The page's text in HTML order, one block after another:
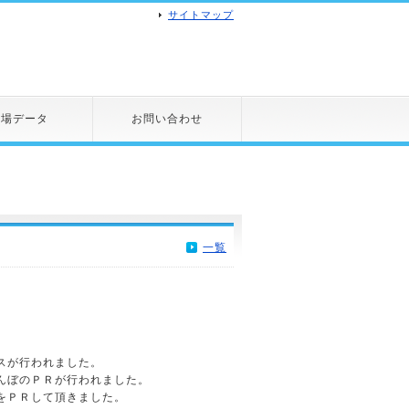
サイトマップ
データ お問い合わせ
一覧
行われました。
のＰＲが行われました。
Ｒして頂きました。